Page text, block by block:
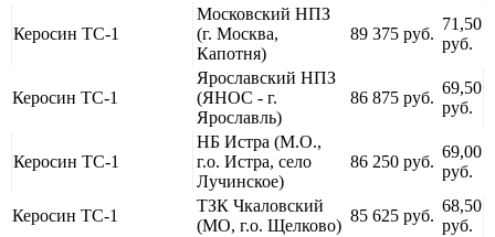
Керосин ТС-1
Московский НПЗ
(г. Москва,
Капотня)
89 375 руб.
71,50
руб.
Керосин ТС-1
Ярославский НПЗ
(ЯНОС - г.
Ярославль)
86 875 руб.
69,50
руб.
Керосин ТС-1
НБ Истра (М.О.,
г.о. Истра, село
Лучинское)
86 250 руб.
69,00
руб.
Керосин ТС-1
ТЗК Чкаловский
(МО, г.о. Щелково)
85 625 руб.
68,50
руб.